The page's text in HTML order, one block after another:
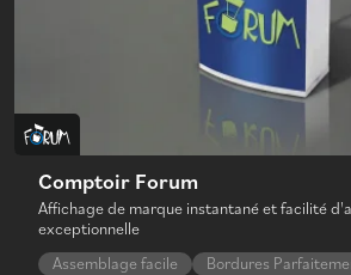
Comptoir Forum
Affichage de marque instantané et facilité
exceptionnelle
Assemblage facile
Bordures